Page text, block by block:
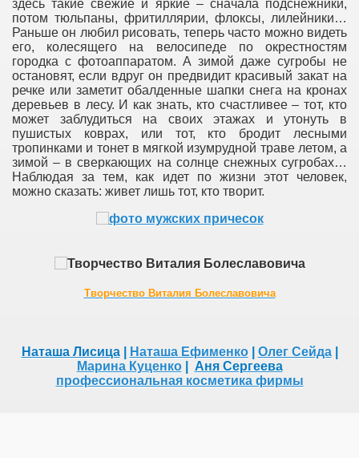
здесь такие свежие и яркие – сначала подснежники,
потом тюльпаны, фритиллярии, флоксы, лилейники…
Раньше он любил рисовать, теперь часто можно видеть
его, колесящего на велосипеде по окрестностям
городка с фотоаппаратом. А зимой даже сугробы не
остановят, если вдруг он предвидит красивый закат на
речке или заметит обалденные шапки снега на кронах
деревьев в лесу. И как знать, кто счастливее – тот, кто
может заблудиться на своих этажах и утонуть в
пушистых коврах, или тот, кто бродит лесными
тропинками и тонет в мягкой изумрудной траве летом, а
зимой – в сверкающих на солнце снежных сугробах…
Наблюдая за тем, как идет по жизни этот человек,
можно сказать: живет лишь тот, кто творит.
Творчество Виталия Болеславовича
Наташа Лисица| Наташа Ефименко| Олег Сейда|
Марина Куценко|
Аня Сергеева
профессиональная косметика фирмы